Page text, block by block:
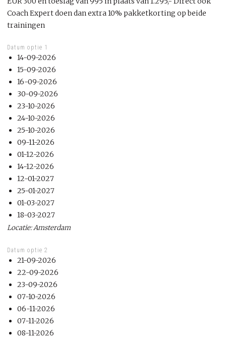
Coach Expert doen dan extra 10% pakketkorting op beide
trainingen
Datum optie 1
14-09-2026
15-09-2026
16-09-2026
30-09-2026
23-10-2026
24-10-2026
25-10-2026
09-11-2026
01-12-2026
14-12-2026
12-01-2027
25-01-2027
01-03-2027
18-03-2027
Locatie: Amsterdam
Datum optie 2
21-09-2026
22-09-2026
23-09-2026
07-10-2026
06-11-2026
07-11-2026
08-11-2026